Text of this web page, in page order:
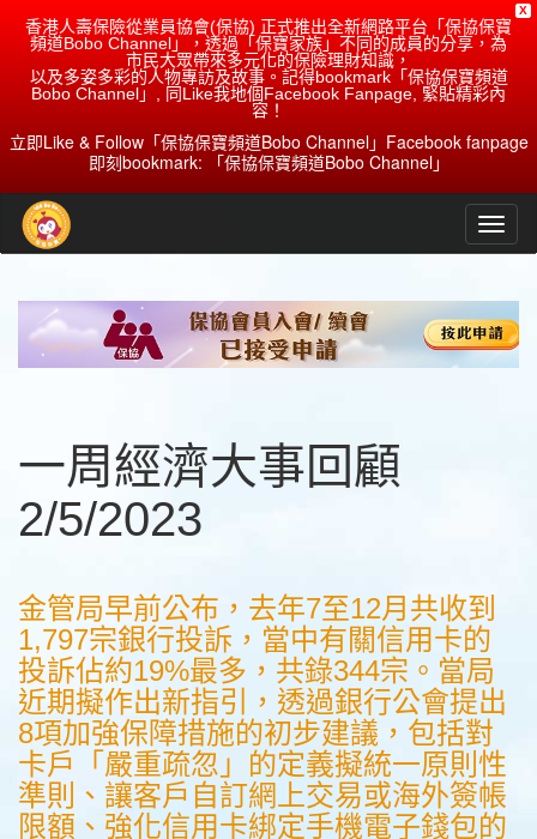
X
香港人壽保險從業員協會(保協) 正式推出全新網路平台「保協保寶
頻道Bobo Channel」，透過「保寶家族」不同的成員的分享，為
市民大眾帶來多元化的保險理財知識，
以及多姿多彩的人物專訪及故事。記得bookmark「保協保寶頻道
Bobo Channel」, 同Like我地個Facebook Fanpage, 緊貼精彩內
容！
立即Like & Follow「保協保寶頻道Bobo Channel」Facebook fanpage
即刻bookmark: 「保協保寶頻道Bobo Channel」
一周經濟大事回顧
2/5/2023
金管局早前公布，去年7至12月共收到
1,797宗銀行投訴，當中有關信用卡的
投訴佔約19%最多，共錄344宗。當局
近期擬作出新指引，透過銀行公會提出
8項加強保障措施的初步建議，包括對
卡戶「嚴重疏忽」的定義擬統一原則性
準則、讓客戶自訂網上交易或海外簽帳
限額、強化信用卡綁定手機電子錢包的